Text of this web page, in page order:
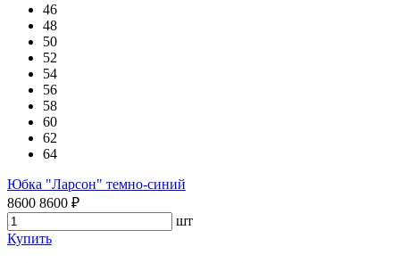
46
48
50
52
54
56
58
60
62
64
Юбка "Ларсон" темно-синий
8600 8600 ₽
шт
Купить